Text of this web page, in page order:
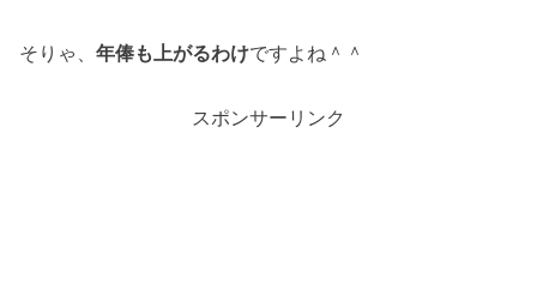
そりゃ、年俸も上がるわけですよね＾＾
スポンサーリンク